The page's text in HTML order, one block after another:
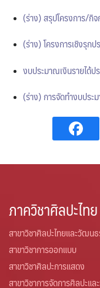
หน่วยงบประมาณและอั
หน่วยพัฒนาคุณภาพอ
หน่วยวางแผนและพัฒ
หน่วยเทคโนโลยีสาร
แผน
โครงสร้าง
โครงสร้างองค์กร
(ร่าง) สรุปโครงการ/
(ร่าง) โครงการเชิงรุ
งบประมาณเงินรายได้
(ร่าง) การจัดทำงบปร
ภาควิชาศิลปะไทย
สาขาวิชาศิลปะไทยและวัฒน
สาขาวิชาการออกแบบ
สาขาวิชาศิลปะการแสดง
สาขาวิชาการจัดการศิลปะแ